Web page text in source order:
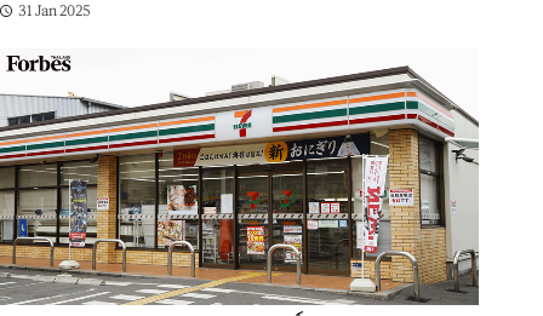
31 Jan 2025